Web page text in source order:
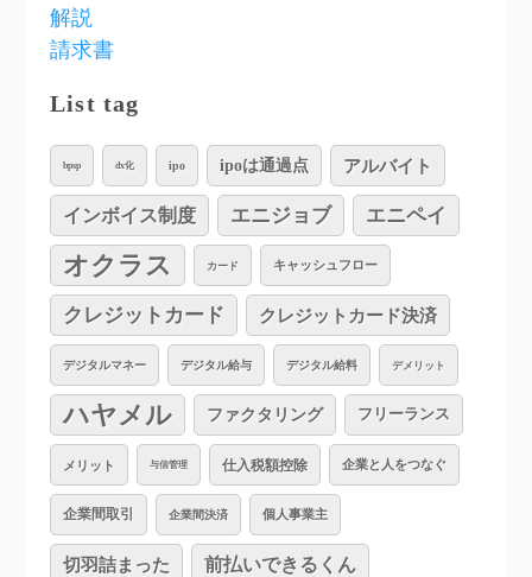
解説
請求書
List tag
bpsp dx化 ipo ipoは通過点 アルバイト
インボイス制度 エニジョブ エニペイ
オクラス カード キャッシュフロー
クレジットカード クレジットカード決済
デジタルマネー デジタル給与 デジタル給料 デメリット
ハヤメル ファクタリング フリーランス
メリット 与信管理 仕入税額控除 企業と人をつなぐ
企業間取引 企業間決済 個人事業主
切羽詰まった 前払いできるくん